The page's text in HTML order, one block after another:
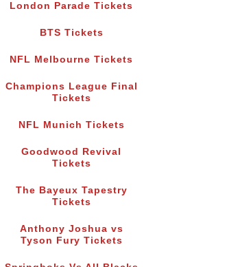
London Parade Tickets
BTS Tickets
NFL Melbourne Tickets
Champions League Final
Tickets
NFL Munich Tickets
Goodwood Revival
Tickets
The Bayeux Tapestry
Tickets
Anthony Joshua vs
Tyson Fury Tickets